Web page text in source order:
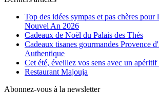
Top des idées sympas et pas chères
Nouvel An 2026
Cadeaux de Noël du Palais des Thés
Cadeaux tisanes gourmandes Provence
Authentique
Cet été, éveillez vos sens avec un
Restaurant Majouja
Abonnez-vous à la newsletter